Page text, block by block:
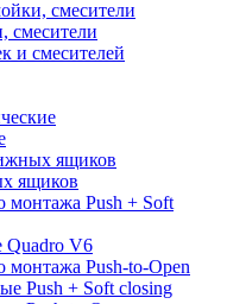
смесители
и смесителей
ящиков
Push + Soft
Quadro V6
Push-to-Open
Push + Soft closing